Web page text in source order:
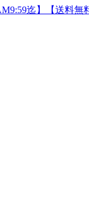
迄】【送料